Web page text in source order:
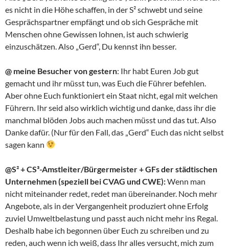
es nicht in die Höhe schaffen, in der S² schwebt und seine
Gesprächspartner empfängt und ob sich Gespräche mit
Menschen ohne Gewissen lohnen, ist auch schwierig
einzuschätzen. Also „Gerd“, Du kennst ihn besser.
@ meine Besucher von gestern: Ihr habt Euren Job gut
gemacht und ihr müsst tun, was Euch die Führer befehlen.
Aber ohne Euch funktioniert ein Staat nicht, egal mit welchen
Führern. Ihr seid also wirklich wichtig und danke, dass ihr die
manchmal blöden Jobs auch machen müsst und das tut. Also
Danke dafür. (Nur für den Fall, das „Gerd“ Euch das nicht selbst
sagen kann
@S² + CS³-Amstleiter/Bürgermeister + GFs der städtischen
Unternehmen (speziell bei CVAG und CWE):Wenn man
nicht miteinander redet, redet man übereinander. Noch mehr
Angebote, als in der Vergangenheit produziert ohne Erfolg
zuviel Umweltbelastung und passt auch nicht mehr ins Regal.
Deshalb habe ich begonnen über Euch zu schreiben und zu
reden, auch wenn ich weiß, dass Ihr alles versucht, mich zum